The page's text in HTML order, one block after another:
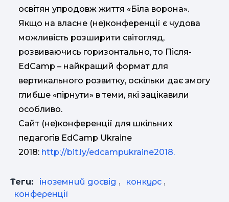
освітян упродовж життя «Біла ворона».
Якщо на власне (не)конференції є чудова
можливість розширити світогляд,
розвиваючись горизонтально, то Після-
EdCamp – найкращий формат для
вертикального розвитку, оскільки дає змогу
глибше «пірнути» в теми, які зацікавили
особливо.
Сайт (не)конференції для шкільних
педагогів EdCamp Ukraine
2018: http://bit.ly/edcampukraine2018.
Теги: іноземний досвід , конкурс ,
конференції